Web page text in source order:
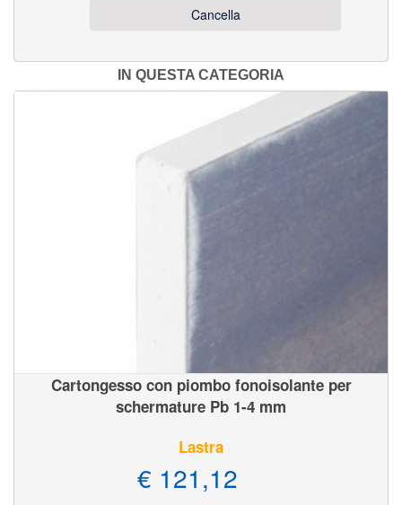
Cancella
IN QUESTA CATEGORIA
Cartongesso con piombo fonoisolante per
schermature Pb 1-4 mm
Lastra
€ 121,12